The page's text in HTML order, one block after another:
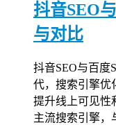
抖音SEO
与对比
抖音SEO与百度
代，搜索引擎优
提升线上可见性
主流搜索引擎